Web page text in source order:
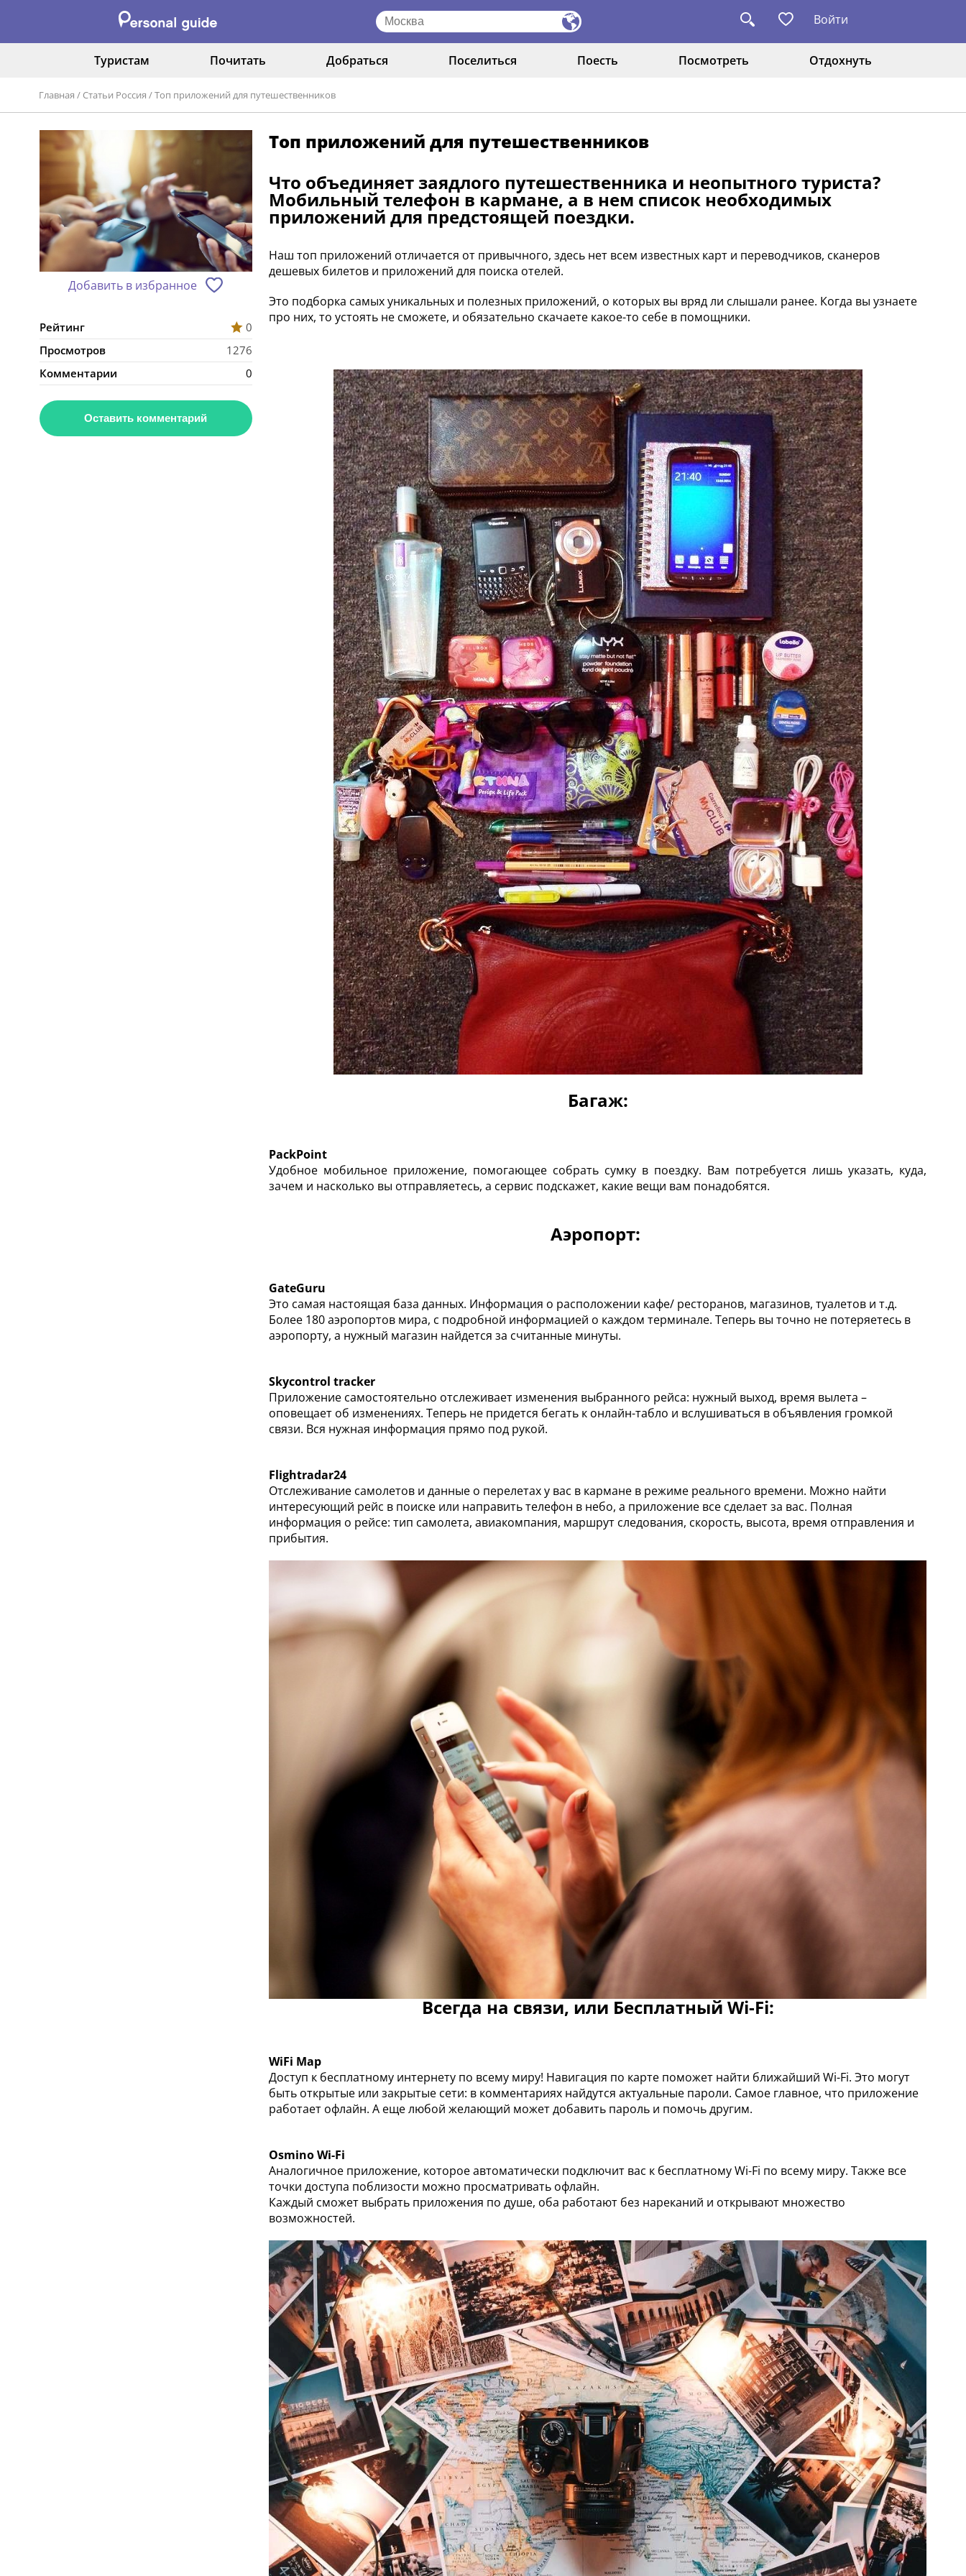
Войти
Туристам Почитать Добраться Поселиться Поесть Посмотреть Отдохнуть
Главная / Статьи Россия /Топ приложений для путешественников
Добавить в избранное
Рейтинг
0
Просмотров
1276
Комментарии
0
Оставить комментарий
Топ приложений для путешественников
Что объединяет заядлого путешественника и неопытного туриста?
Мобильный телефон в кармане, а в нем список необходимых
приложений для предстоящей поездки.
Наш топ приложений отличается от привычного, здесь нет всем известных карт и переводчиков, сканеров
дешевых билетов и приложений для поиска отелей.
Это подборка самых уникальных и полезных приложений, о которых вы вряд ли слышали ранее. Когда вы узнаете
про них, то устоять не сможете, и обязательно скачаете какое-то себе в помощники.
Багаж:
PackPoint
Удобное мобильное приложение, помогающее собрать сумку в поездку. Вам потребуется лишь указать, куда,
зачем и насколько вы отправляетесь, а сервис подскажет, какие вещи вам понадобятся.
Аэропорт:
GateGuru
Это самая настоящая база данных. Информация о расположении кафе/ ресторанов, магазинов, туалетов и т.д.
Более 180 аэропортов мира, с подробной информацией о каждом терминале. Теперь вы точно не потеряетесь в
аэропорту, а нужный магазин найдется за считанные минуты.
Skycontrol tracker
Приложение самостоятельно отслеживает изменения выбранного рейса: нужный выход, время вылета –
оповещает об изменениях. Теперь не придется бегать к онлайн-табло и вслушиваться в объявления громкой
связи. Вся нужная информация прямо под рукой.
Flightradar24
Отслеживание самолетов и данные о перелетах у вас в кармане в режиме реального времени. Можно найти
интересующий рейс в поиске или направить телефон в небо, а приложение все сделает за вас. Полная
информация о рейсе: тип самолета, авиакомпания, маршрут следования, скорость, высота, время отправления и
прибытия.
Всегда на связи, или Бесплатный Wi-Fi:
WiFi Map
Доступ к бесплатному интернету по всему миру! Навигация по карте поможет найти ближайший Wi-Fi. Это могут
быть открытые или закрытые сети: в комментариях найдутся актуальные пароли. Самое главное, что приложение
работает офлайн. А еще любой желающий может добавить пароль и помочь другим.
Osmino Wi-Fi
Аналогичное приложение, которое автоматически подключит вас к бесплатному Wi-Fi по всему миру. Также все
точки доступа поблизости можно просматривать офлайн.
Каждый сможет выбрать приложения по душе, оба работают без нареканий и открывают множество
возможностей.